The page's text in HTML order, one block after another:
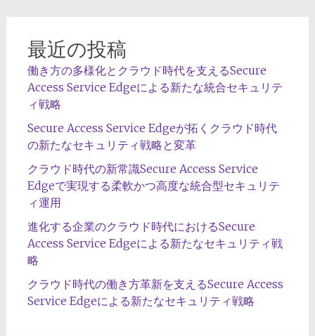
最近の投稿
働き方の多様化とクラウド時代を支えるSecure
Access Service Edgeによる新たな統合セキュリテ
ィ戦略
Secure Access Service Edgeが拓くクラウド時代
の新たなセキュリティ戦略と変革
クラウド時代の新常識Secure Access Service
Edgeで実現する柔軟かつ高度な統合型セキュリテ
ィ運用
進化する企業のクラウド時代におけるSecure
Access Service Edgeによる新たなセキュリティ戦
略
クラウド時代の働き方革新を支えるSecure Access
Service Edgeによる新たなセキュリティ戦略